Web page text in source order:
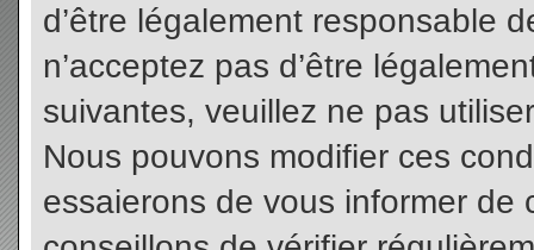
d’être légalement responsable
n’acceptez pas d’être
suivantes, veuillez ne pas
Nous pouvons modifier ces
essaierons de vous informer